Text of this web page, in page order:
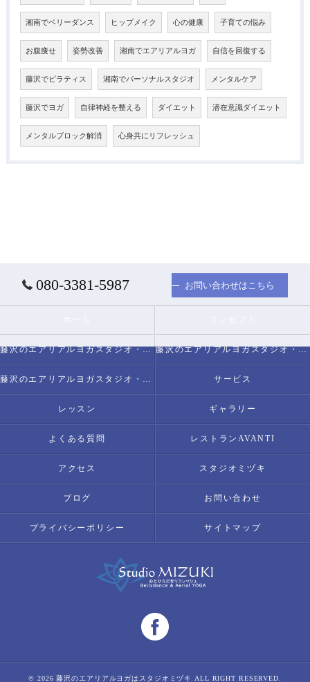
湘南でベリーダンス ヒップメイク 心の健康 子育ての悩み
お腹痩せ 姿勢改善 湘南でエアリアルヨガ 自信を回復する
藤沢でピラティス 湘南でパーソナルスタジオ メンタルケア
藤沢でヨガ 自律神経を整える ダイエット 潜在意識ダイエット
メンタルブロック解消 心身共にリフレッシュ
080-3381-5987 お問い合わせはこちら
藤沢のエアリアルヨガスタジオ・スタジオミヅキについて 藤沢のエアリアルヨガスタジオ・スタジオミヅキの必要とされる理由
藤沢のエアリアルヨガスタジオ・スタジオミヅキの内容について サービス
レッスン ギャラリー
よくある質問 レストランAVANTI
アクセス スタジオミヅキ
ブログ お問い合わせ
プライバシーポリシー サイトマップ
© 2026 藤沢のエアリアルヨガはスタジオミヅキ ALL RIGHT RESERVED.